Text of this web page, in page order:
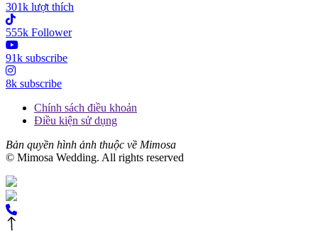
301k lượt thích
555k Follower
91k subscribe
8k subscribe
Chính sách điều khoản
Điều kiện sử dụng
Bản quyền hình ảnh thuộc về Mimosa
© Mimosa Wedding. All rights reserved